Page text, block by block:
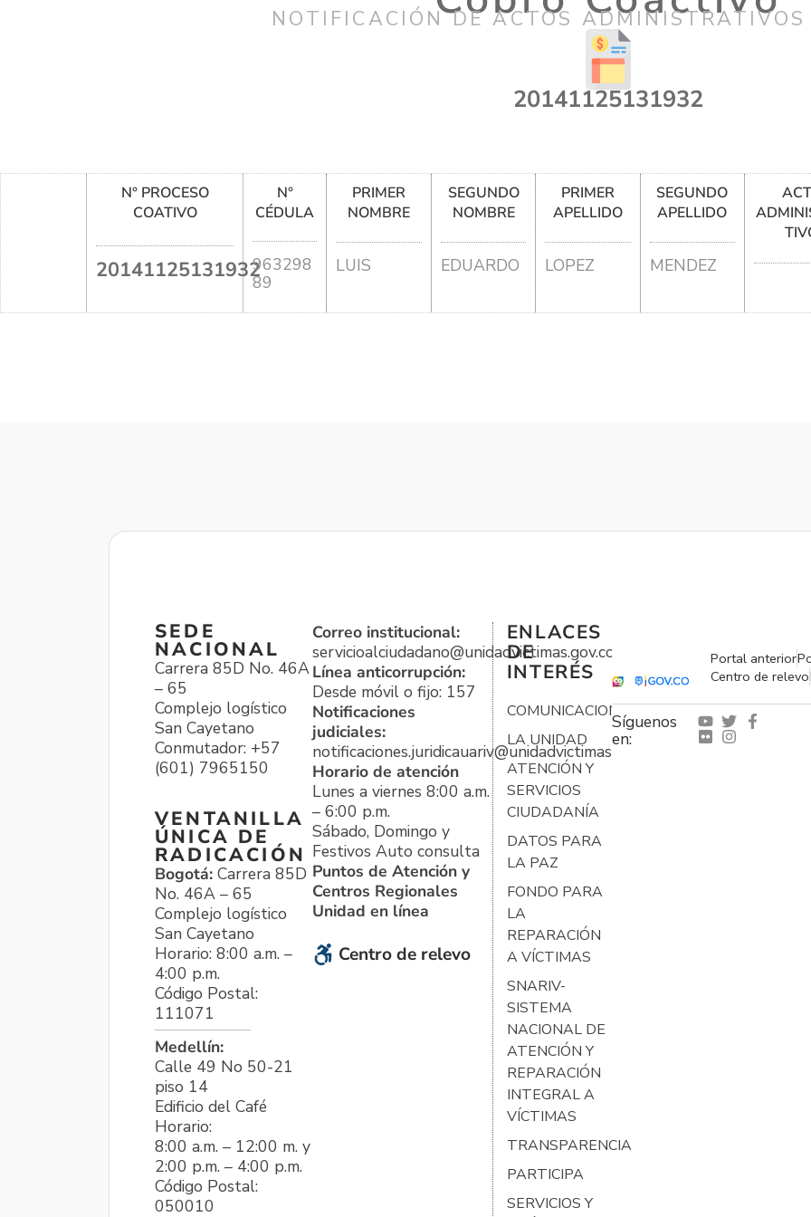
NOTIFICACIÓN DE ACTOS
20141125131932
N° PROCESO
COATIVO
20141125131932
N°
CÉDULA
963298
89
PRIMER
NOMBRE
LUIS
SEGUNDO
NOMBRE
EDUARDO
PRIMER
APELLIDO
LOPEZ
SEGUNDO
APELLIDO
MENDEZ
SEDE
NACIONAL
Carrera 85D No. 46A
– 65
Complejo logístico
San Cayetano
Conmutador: +57
(601) 7965150
VENTANILLA
ÚNICA DE
RADICACIÓN
Bogotá: Carrera 85D
No. 46A – 65
Complejo logístico
San Cayetano
Horario: 8:00 a.m. –
4:00 p.m.
Código Postal:
111071
Medellín:
Calle 49 No 50-21
piso 14
Edificio del Café
Horario:
8:00 a.m. – 12:00 m. y
2:00 p.m. – 4:00 p.m.
Código Postal:
050010
Correo institucional:
servicioalciudadano@unidadvictimas.gov.co
Línea anticorrupción:
Desde móvil o fijo: 157
Notificaciones
judiciales:
notificaciones.juridicauariv@unidadvictimas.gov.co
Horario de atención
Lunes a viernes 8:00 a.m.
– 6:00 p.m.
Sábado, Domingo y
Festivos Auto consulta
Puntos de Atención y
Centros Regionales
Unidad en línea
Centro de relevo
ENLACES
DE
INTERÉS
COMUNICACIONES
LA UNIDAD
ATENCIÓN Y
SERVICIOS
CIUDADANÍA
DATOS PARA
LA PAZ
FONDO PARA
LA
REPARACIÓN
A VÍCTIMAS
SNARIV-
SISTEMA
NACIONAL DE
ATENCIÓN Y
REPARACIÓN
INTEGRAL A
VÍCTIMAS
TRANSPARENCIA
PARTICIPA
SERVICIOS Y
Portal anterior
Centro de relevo
Síguenos
en: